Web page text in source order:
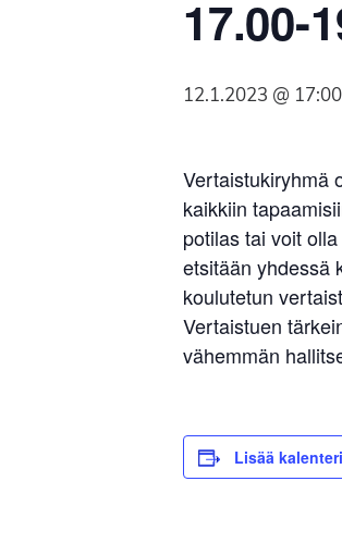
Syöpäyhdistyksen17.00-
12.1.2023 @ 17:00
Vertaistukiryhmä
kaikkiin
potilas tai voit
etsitään yhdessä
koulutetun
Vertaistuen
vähemmän
Lisää